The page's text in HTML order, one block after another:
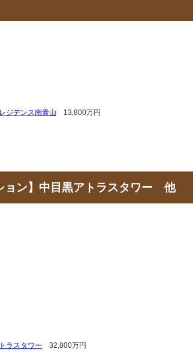
ジデンス南青山 13,800万円
ション】中目黒アトラスタワー 他
ラスタワー 32,800万円